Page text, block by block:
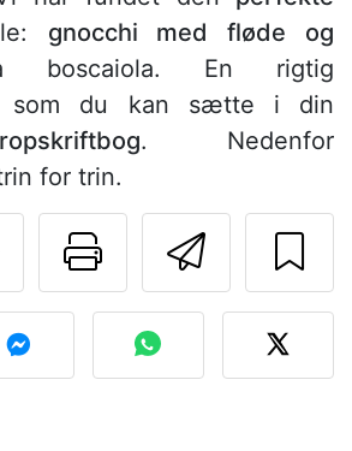
gnocchi med fløde og
boscaiola. En rigtig
som du kan sætte i din
. Nedenfor
for trin.
Send
Udskriv
Stil et spørgsmål
billede af denne